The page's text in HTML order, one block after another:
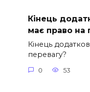
Кінець
має право на
Кінець
перевагу?
0 53